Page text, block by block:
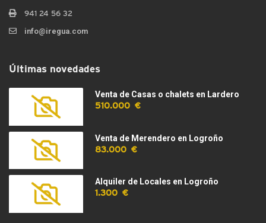
941 24 56 32
info@iregua.com
Últimas novedades
Venta de Casas o chalets en Lardero
510.000 €
Venta de Merendero en Logroño
83.000 €
Alquiler de Locales en Logroño
1.300 €